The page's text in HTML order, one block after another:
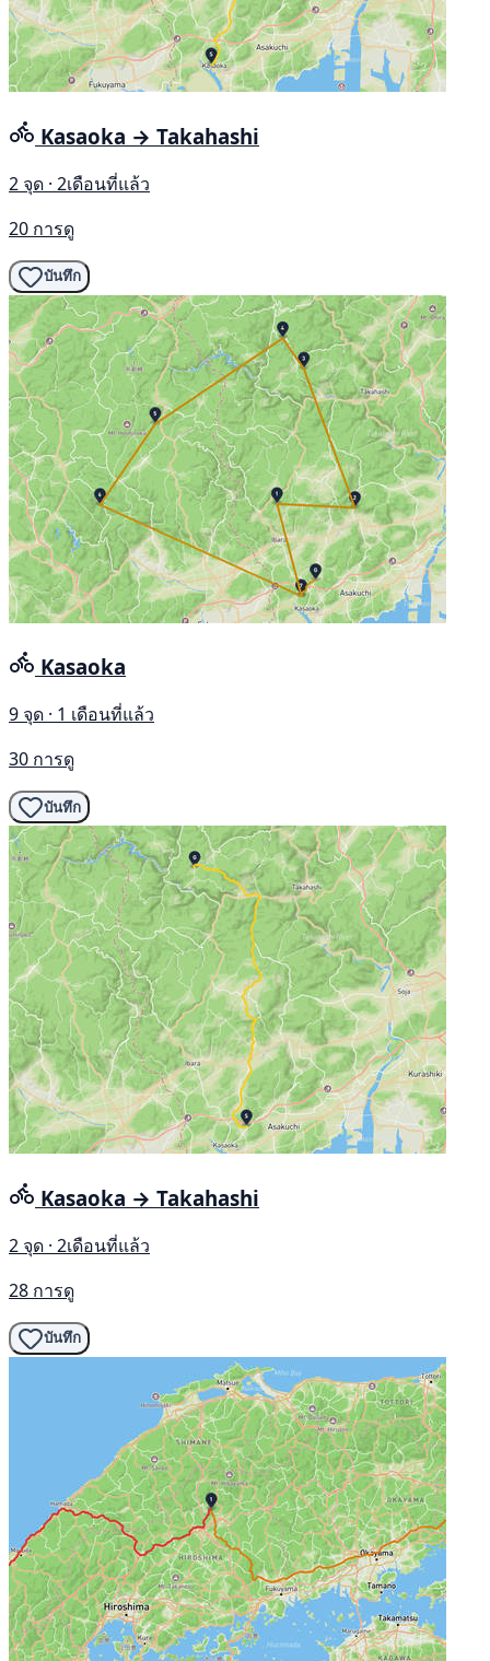
Kasaoka → Takahashi
2 จุด · 2เดือนที่แล้ว
20 การดู
บันทึก
Kasaoka
9 จุด · 1 เดือนที่แล้ว
30 การดู
บันทึก
Kasaoka → Takahashi
2 จุด · 2เดือนที่แล้ว
28 การดู
บันทึก